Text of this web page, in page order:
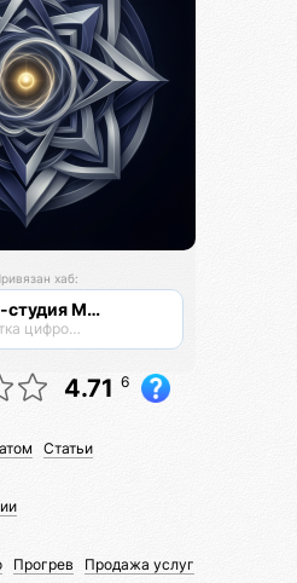
хаб:
Кодинг-студия Магнатор
Разработка цифровых продуктов
4.71 6
Статьи
Прогрев
Продажа услуг